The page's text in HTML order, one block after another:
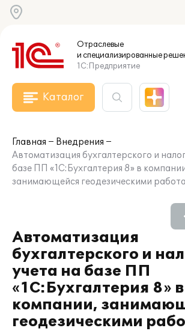
Отраслевые
и специализированные
1С:Предприятие
Каталог
Главная
Внедрения
Автоматизация бухгалтерского и
базе ПП «1С:Бухгалтерия 8» в
занимающейся геодезическими
Автоматизация
бухгалтерского и
учета на базе ПП
«1С:Бухгалтерия 8» в
компании,
геодезическими